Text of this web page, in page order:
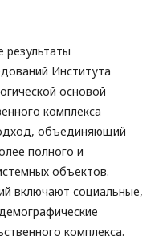
результаты
Института
основой
комплекса
объединяющий
полного и
объектов.
включают социальные,
комплекса.